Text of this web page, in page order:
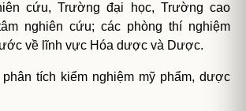
cứu, Trường đại học, Trường cao
nghiên cứu; các phòng thí nghiệm
về lĩnh vực Hóa dược và Dược.
tích kiểm nghiệm mỹ phẩm, dược